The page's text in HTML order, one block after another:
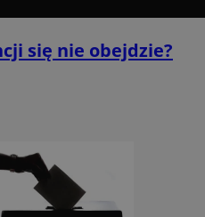
się nie obejdzie?